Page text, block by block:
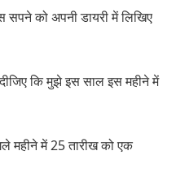
को अपनी डायरी में लिखिए
कि मुझे इस साल इस महीने में
महीने में 25 तारीख को एक